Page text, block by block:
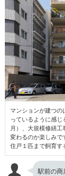
マンションが建つの
っているように感
月）、大規模修繕
変わるのか楽しみで
住戸１匹まで飼育す
駅前の商